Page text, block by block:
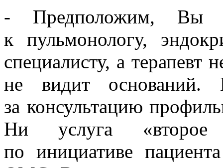
- Предположим, Вы
к пульмонологу,
специалисту, а терапевт
не видит оснований.
за консультацию
Ни услуга
по инициативе